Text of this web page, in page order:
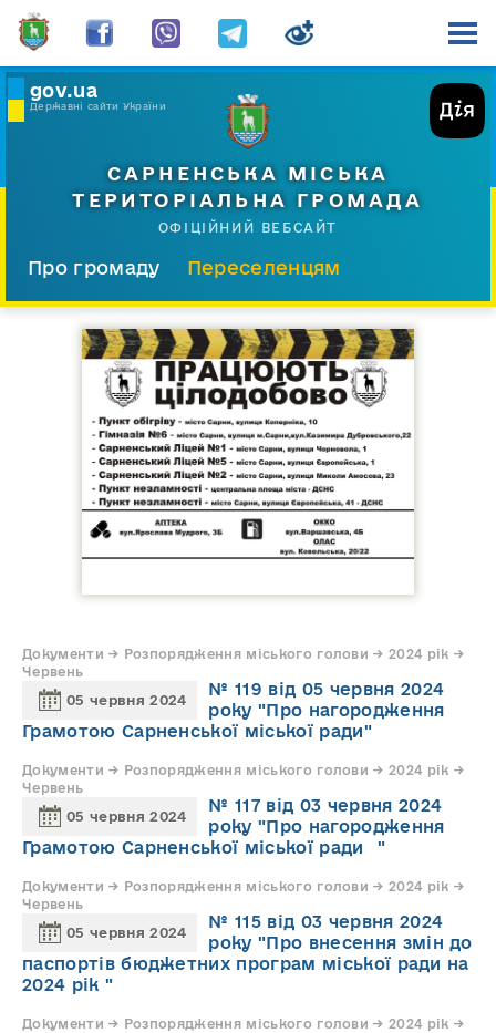
gov.ua
Державні сайти України
САРНЕНСЬКА МІСЬКА
ТЕРИТОРІАЛЬНА ГРОМАДА
ОФІЦІЙНИЙ ВЕБСАЙТ
Про громаду
Переселенцям
Прес-центр
Документи → Розпорядження міського голови → 2024 рік →
Червень
05 червня 2024
№ 119 від 05 червня 2024
року "Про нагородження
Грамотою Сарненської міської ради"
Документи → Розпорядження міського голови → 2024 рік →
Червень
05 червня 2024
№ 117 від 03 червня 2024
року "Про нагородження
Грамотою Сарненської міської ради "
Документи → Розпорядження міського голови → 2024 рік →
Червень
05 червня 2024
№ 115 від 03 червня 2024
року "Про внесення змін до
паспортів бюджетних програм міської ради на
2024 рік "
Документи → Розпорядження міського голови → 2024 рік →